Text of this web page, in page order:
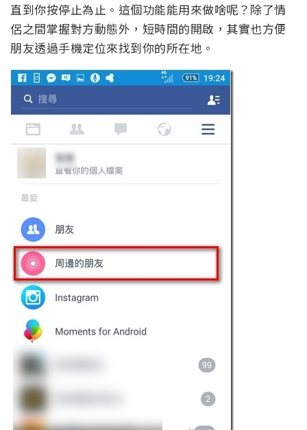
直到你按停止為止。這個功能能用來做啥呢？除了情
侶之間掌握對方動態外，短時間的開啟，其實也方便
朋友透過手機定位來找到你的所在地。